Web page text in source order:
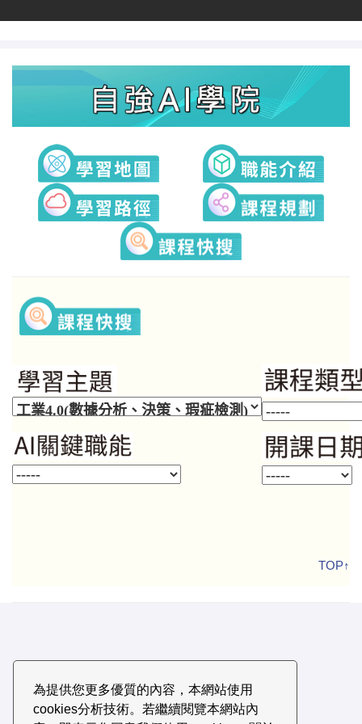
為提供您更多優質的內容，本網站使用
cookies分析技術。若繼續閱覽本網站內
TOP↑